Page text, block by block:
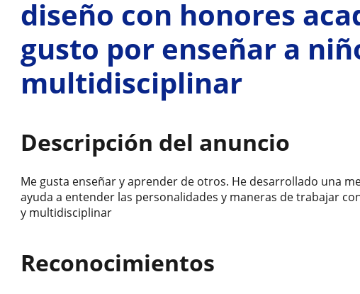
diseño con honores
gusto por enseñar a
multidisciplinar
Descripción del anuncio
Me gusta enseñar y aprender de otros. He desarrollado una
ayuda a entender las personalidades y maneras de trabajar
y multidisciplinar
Reconocimientos